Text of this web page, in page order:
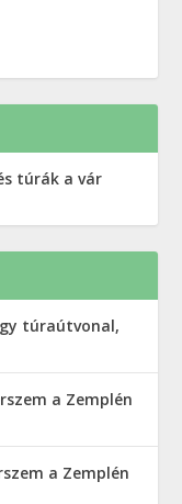
túrák a vár
túraútvonal,
a Zemplén
a Zemplén